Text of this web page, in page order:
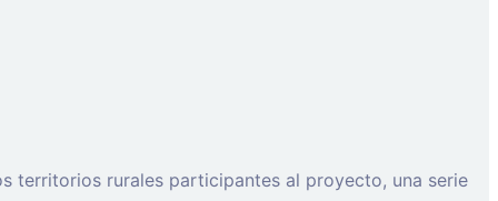
territorios rurales participantes al proyecto, una serie